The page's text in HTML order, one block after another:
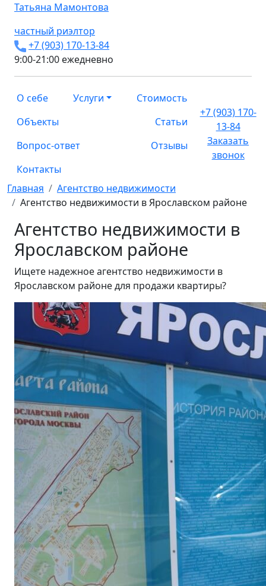
Татьяна Мамонтова
частный риэлтор
+7 (903) 170-13-84
9:00-21:00 ежедневно
О себе Услуги
Стоимость
Объекты
Статьи
Вопрос-ответ
Отзывы
Контакты
+7 (903) 170-
13-84
Заказать
звонок
Главная
Агентство недвижимости
Агентство недвижимости в Ярославском районе
Агентство недвижимости в
Ярославском районе
Ищете надежное агентство недвижимости в
Ярославском районе для продажи квартиры?